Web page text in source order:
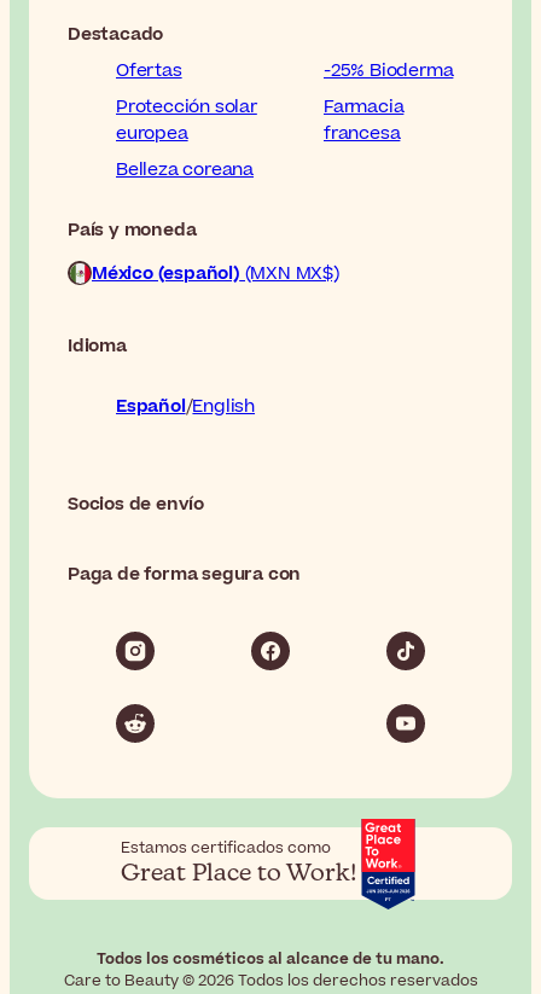
Destacado
Ofertas
-25% Bioderma
Protección solar
europea
Farmacia
francesa
Belleza coreana
País y moneda
México (español)(MXN MX$)
Idioma
Español English
Socios de envío
Paga de forma segura con
Estamos certificados como
Great Place to Work!
Todos los cosméticos al alcance de tu mano.
Care to Beauty © 2026 Todos los derechos reservados